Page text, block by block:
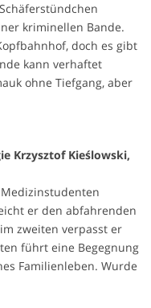
kriminellen Bande.
doch es gibt
kann verhaftet
ohne Tiefgang, aber
Krzysztof Kieślowski,
er den abfahrenden
zweiten verpasst er
führt eine Begegnung
Familienleben. Wurde